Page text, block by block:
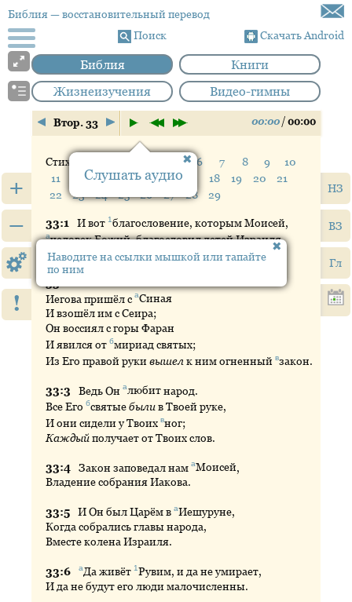
Библия— восстановительный перевод
Поиск
Скачать Android
Библия
Книги
Жизнеизучения
Видео-гимны
+
–
!
НЗ
ВЗ
Гл
Втор. 33 00:00 / 00:00
Стих: 6 7 8 9
10
11
13 14 15 16 18 19 20
21
22
23 24 25 26 27 28 29
33:1 Ивот1благословение, которым Моисей,
ачеловекБожий, благословил детей Израиля
перед своей смертью.
Иегова пришёл саСиная
И взошёл им с Сеира;
Он воссиял с горы Фаран
И явился отбмириадсвятых;
Из Его правой рукивышел к ним огненныйвзакон.
33:3 ВедьОналюбитнарод.
Все Егобсвятыебылив Твоей руке,
И они сидели у Твоихвног;
Каждыйполучает от Твоих слов.
33:4 Закон заповедал намаМоисей
Владение собрания Иакова.
33:5 ИОн был Царём ваИешуруне,
Когда собрались главы народа,
Вместе колена Израиля.
33:6 аДа живёт1Рувим, и да не умирает,
И да не будут его люди малочисленны.
Слушать аудио
Наводите на ссылки мышкой или тапайте
по ним